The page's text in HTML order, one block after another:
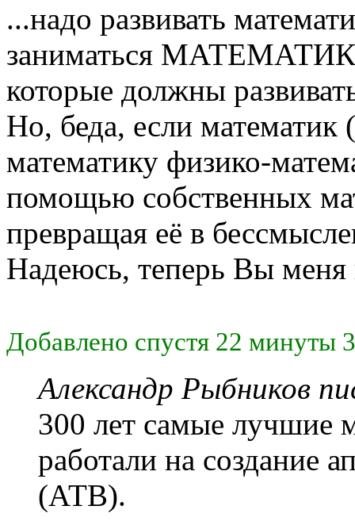
...надо развивать
заниматься
которые должны
Но, беда, если
математику физико-
помощью собственных
превращая её в
Надеюсь, теперь Вы меня
Добавлено спустя 22 минуты
Александр Рыбников
300 лет самые лучшие
работали на создание
(АТВ).